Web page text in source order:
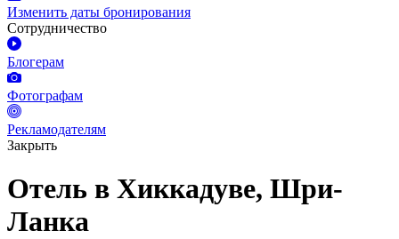
Изменить даты бронирования
Сотрудничество
Блогерам
Фотографам
Рекламодателям
Закрыть
Отель в Хиккадуве, Шри-
Ланка